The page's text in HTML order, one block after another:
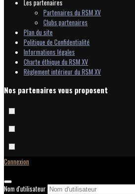
Les partenaires
Partenaires du RSM XV
Clubs partenaires
Plan du site
Politique de Confidentialité
Informations légales
Charte éthique du RSM XV
Règlement intérieur du RSM XV
Nos partenaires vous proposent
Connexion
Nom d'utilisateur